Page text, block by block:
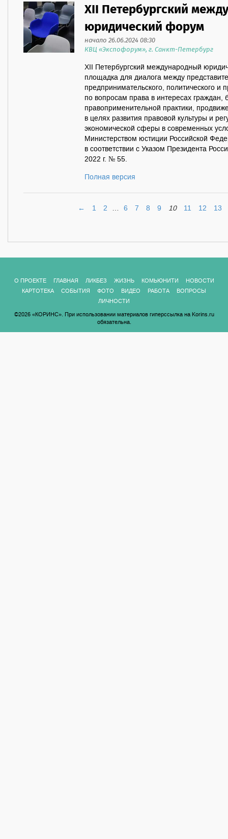
XII Петербургский
юридический форум
начало 26.06.2024 08:30
КВЦ «Экспофорум», г. Санкт-Петербург
XII Петербургский международный
площадка для диалога между
предпринимательского, политического и
по вопросам права в интересах граждан,
правоприменительной практики,
в целях развития правовой культуры и
экономической сферы в современных
Министерством юстиции Российской
в соответствии с Указом Президента
2022 г. № 55.
Полная версия
← 1 2 … 6 7 8 9 10 11 12 13
О ПРОЕКТЕ ГЛАВНАЯ ЛИКБЕЗ ЖИЗНЬ КОМЬЮНИТИ
НОВОСТИ
КАРТОТЕКА
СОБЫТИЯ ФОТО ВИДЕО РАБОТА
ВОПРОСЫ
ЛИЧНОСТИ
©2026 «КОРИНС». При использовании материалов гиперссылка на Korins.ru
обязательна.